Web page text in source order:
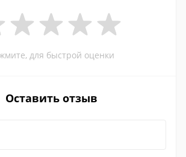
для быстрой оценки
Оставить отзыв